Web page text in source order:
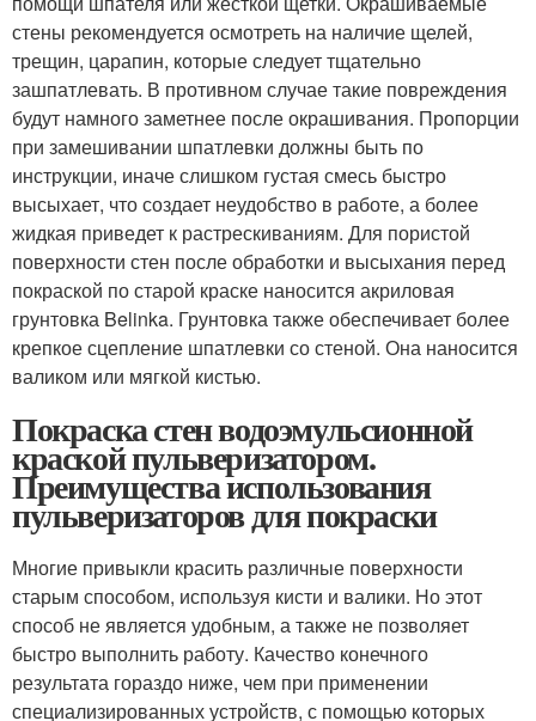
стены рекомендуется осмотреть на наличие щелей,
трещин, царапин, которые следует тщательно
зашпатлевать. В противном случае такие повреждения
будут намного заметнее после окрашивания. Пропорции
при замешивании шпатлевки должны быть по
инструкции, иначе слишком густая смесь быстро
высыхает, что создает неудобство в работе, а более
жидкая приведет к растрескиваниям. Для пористой
поверхности стен после обработки и высыхания перед
покраской по старой краске наносится акриловая
грунтовка Belinka. Грунтовка также обеспечивает более
крепкое сцепление шпатлевки со стеной. Она наносится
валиком или мягкой кистью.
Покраска стен водоэмульсионной
краской пульверизатором.
Преимущества использования
пульверизаторов для покраски
Многие привыкли красить различные поверхности
старым способом, используя кисти и валики. Но этот
способ не является удобным, а также не позволяет
быстро выполнить работу. Качество конечного
результата гораздо ниже, чем при применении
специализированных устройств, с помощью которых